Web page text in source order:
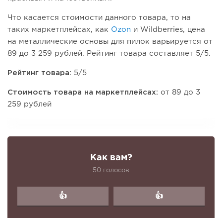
Что касается стоимости данного товара, то на
таких маркетплейсах, как Ozon и Wildberries, цена
на металлические основы для пилок варьируется от
89 до 3 259 рублей. Рейтинг товара составляет 5/5.
Рейтинг товара: 5/5
Стоимость товара на маркетплейсах: от 89 до 3
259 рублей
Как вам?
50 голосов
👍 👍